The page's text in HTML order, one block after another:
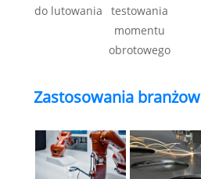
do lutowania
testowania
momentu
obrotowego
Zastosowania